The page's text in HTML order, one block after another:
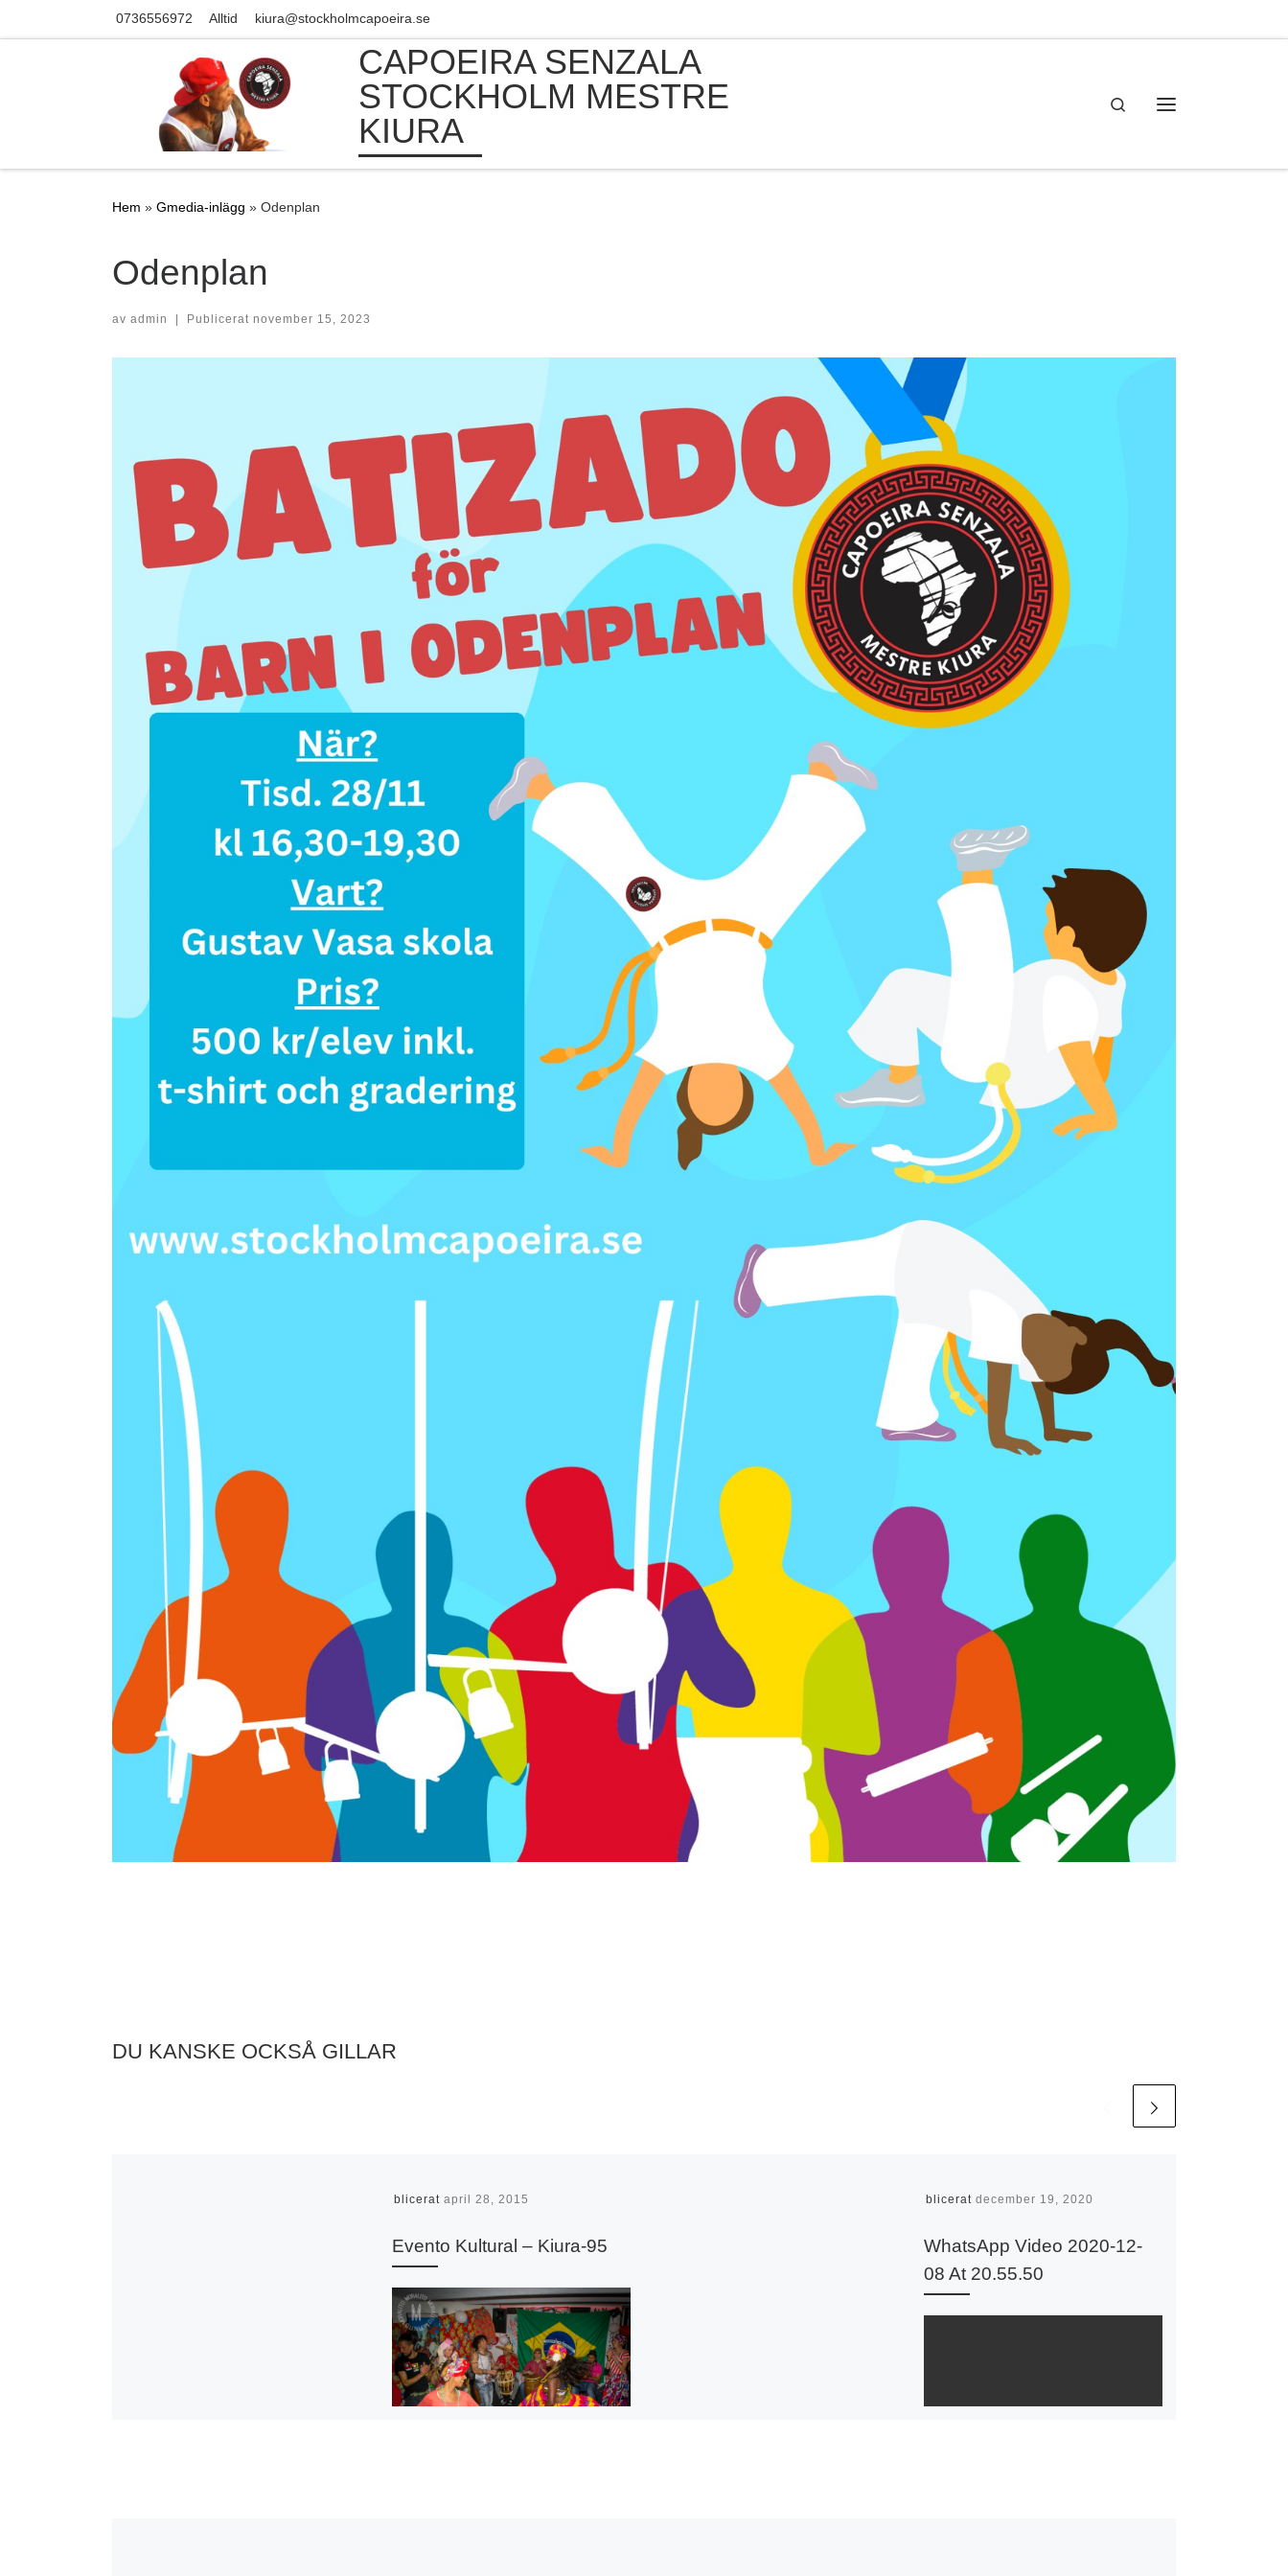
Skip to content0736556972 Alltid kiura@stockholmcapoeira.se
CAPOEIRA SENZALA
STOCKHOLM MESTRE
KIURA
Search
Hem » Gmedia-inlägg » Odenplan
Odenplan
av admin Publicerat november 15, 2023
DU KANSKE OCKSÅ GILLAR
Publicerat april 28, 2015
Evento Kultural – Kiura-95
Publicerat december 19, 2020
WhatsApp Video 2020-12-
08 At 20.55.50